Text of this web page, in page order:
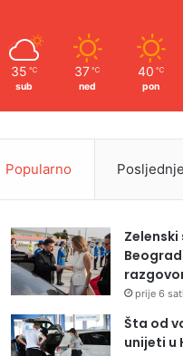
35 ℃
sub
37 ℃
ned
40 ℃
pon
Popularno Posljednje
prije 6 sati
Šta od
unijeti u